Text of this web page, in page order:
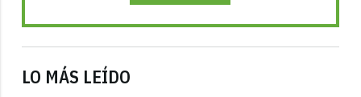
LO MÁS LEÍDO